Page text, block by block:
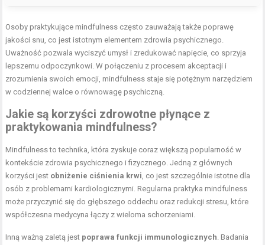
Osoby praktykujące mindfulness często zauważają także poprawę
jakości snu, co jest istotnym elementem zdrowia psychicznego.
Uważność pozwala wyciszyć umysł i zredukować napięcie, co sprzyja
lepszemu odpoczynkowi. W połączeniu z procesem akceptacji i
zrozumienia swoich emocji, mindfulness staje się potężnym narzędziem
w codziennej walce o równowagę psychiczną.
Jakie są korzyści zdrowotne płynące z
praktykowania mindfulness?
Mindfulness to technika, która zyskuje coraz większą popularność w
kontekście zdrowia psychicznego i fizycznego. Jedną z głównych
korzyści jest obniżenie ciśnienia krwi, co jest szczególnie istotne dla
osób z problemami kardiologicznymi. Regularna praktyka mindfulness
może przyczynić się do głębszego oddechu oraz redukcji stresu, które
współczesna medycyna łączy z wieloma schorzeniami.
Inną ważną zaletą jest poprawa funkcji immunologicznych. Badania